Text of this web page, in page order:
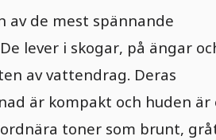
av de mest spännande
lever i skogar, på ängar
av vattendrag. Deras
är kompakt och huden
toner som brunt,